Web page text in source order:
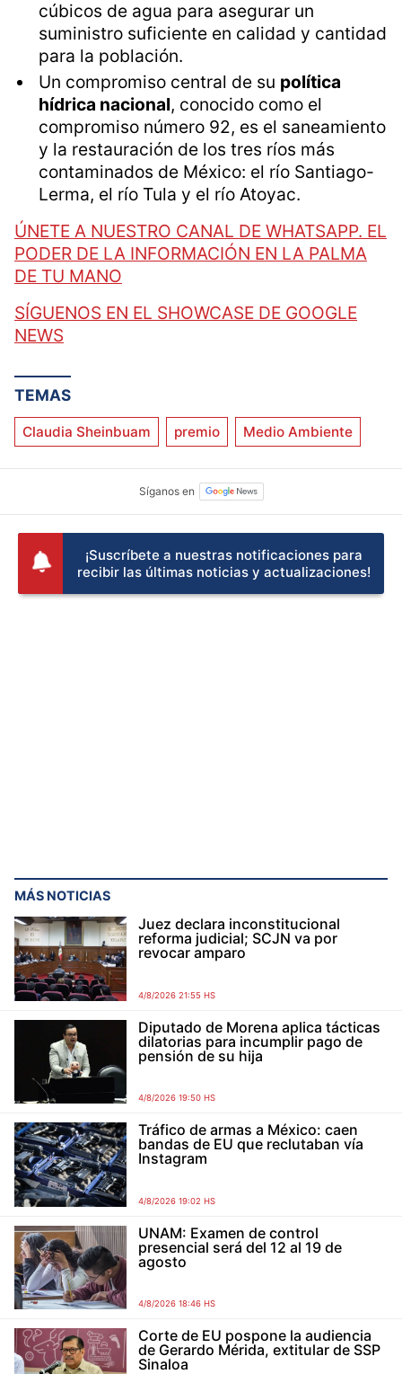
cúbicos de agua para asegurar un
suministro suficiente en calidad y cantidad
para la población.
Un compromiso central de su política
hídrica nacional, conocido como el
compromiso número 92, es el saneamiento
y la restauración de los tres ríos más
contaminados de México: el río Santiago-
Lerma, el río Tula y el río Atoyac.
ÚNETE A NUESTRO CANAL DE WHATSAPP. EL
PODER DE LA INFORMACIÓN EN LA PALMA
DE TU MANO
SÍGUENOS EN EL SHOWCASE DE GOOGLE
NEWS
TEMAS
Claudia Sheinbuam premio Medio Ambiente
¡Suscríbete a nuestras notificaciones para
recibir las últimas noticias y actualizaciones!
MÁS NOTICIAS
Juez declara inconstitucional
reforma judicial; SCJN va por
revocar amparo
4/8/2026 21:55 HS
Diputado de Morena aplica tácticas
dilatorias para incumplir pago de
pensión de su hija
4/8/2026 19:50 HS
Tráfico de armas a México: caen
bandas de EU que reclutaban vía
Instagram
4/8/2026 19:02 HS
UNAM: Examen de control
presencial será del 12 al 19 de
agosto
4/8/2026 18:46 HS
Corte de EU pospone la audiencia
de Gerardo Mérida, extitular de SSP
Sinaloa